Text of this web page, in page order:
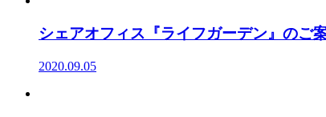
シェアオフィス『ライフガーデン』のご
2020.09.05